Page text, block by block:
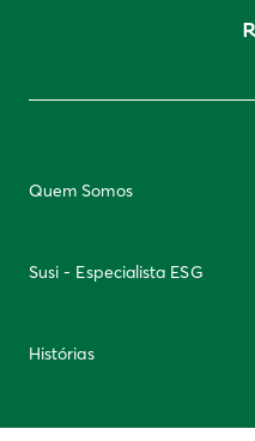
Quem Somos
Susi - Especialista ESG
Histórias
Newsletter